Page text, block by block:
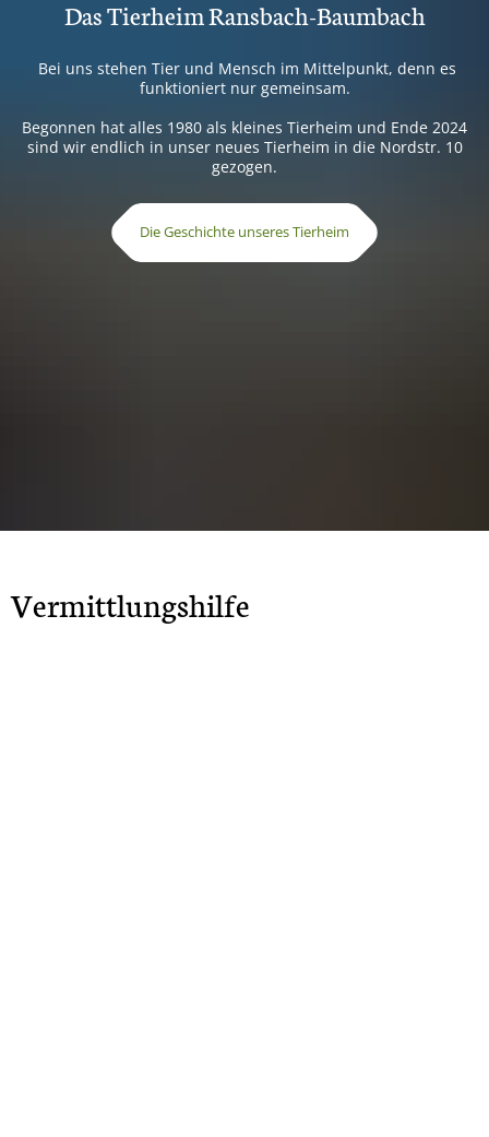
Das Tierheim Ransbach-Baumbach
Bei uns stehen Tier und Mensch im Mittelpunkt, denn es
funktioniert nur gemeinsam.
Begonnen hat alles 1980 als kleines Tierheim und Ende 2024
sind wir endlich in unser neues Tierheim in die Nordstr. 10
gezogen.
Die Geschichte unseres Tierheim
Vermittlungshilfe